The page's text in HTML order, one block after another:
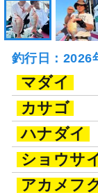
釣行日：2026
マダイ
カサゴ
ハナダイ
ショウサ
アカメフ